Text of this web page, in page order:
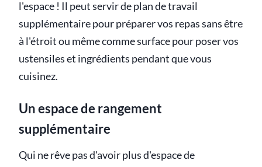
l'espace ! Il peut servir de plan de travail
supplémentaire pour préparer vos repas sans être
à l'étroit ou même comme surface pour poser vos
ustensiles et ingrédients pendant que vous
cuisinez.
Un espace de rangement
supplémentaire
Qui ne rêve pas d'avoir plus d'espace de